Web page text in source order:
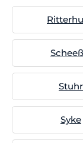
Stuhr
Syke